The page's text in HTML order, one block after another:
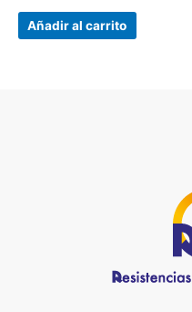
Añadir al carrito